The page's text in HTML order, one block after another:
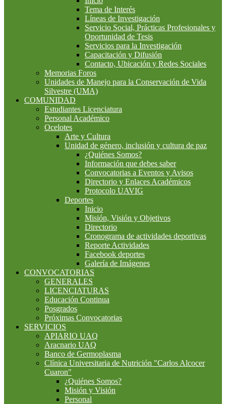
Tema de Interés
Líneas de Investigación
Servicio Social, Prácticas Profesionales y
Oportunidad de Tesis
Servicios para la Investigación
Capacitación y Difusión
Contacto, Ubicación y Redes Sociales
Memorias Foros
Unidades de Manejo para la Conservación de Vida
Silvestre (UMA)
COMUNIDAD
Estudiantes Licenciatura
Personal Académico
Ocelotes
Arte y Cultura
Unidad de género, inclusión y cultura de paz
¿Quiénes Somos?
Información que debes saber
Convocatorias a Eventos y Avisos
Directorio y Enlaces Académicos
Protocolo UAVIG
Deportes
Inicio
Misión, Visión y Objetivos
Directorio
Cronograma de actividades deportivas
Reporte Actividades
Facebook deportes
Galería de Imágenes
CONVOCATORIAS
GENERALES
LICENCIATURAS
Educación Continua
Posgrados
Próximas Convocatorias
SERVICIOS
APIARIO UAQ
Aracnario UAQ
Banco de Germoplasma
Clínica Universitaria de Nutrición "Carlos Alcocer
Cuaron"
¿Quiénes Somos?
Misión y Visión
Personal